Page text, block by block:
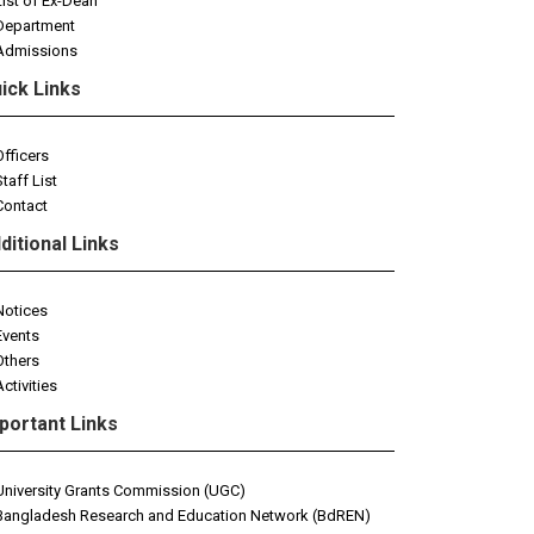
Links
List
Links
Links
Grants Commission (UGC)
Research and Education Network (BdREN)